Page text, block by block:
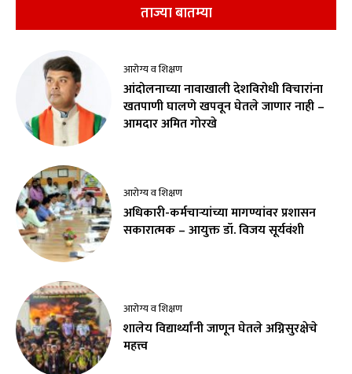
ताज्या बातम्या
आरोग्य व शिक्षण
आंदोलनाच्या नावाखाली देशविरोधी विचारांना
खतपाणी घालणे खपवून घेतले जाणार नाही –
आमदार अमित गोरखे
आरोग्य व शिक्षण
अधिकारी-कर्मचाऱ्यांच्या मागण्यांवर प्रशासन
सकारात्मक – आयुक्त डॉ. विजय सूर्यवंशी
आरोग्य व शिक्षण
शालेय विद्यार्थ्यांनी जाणून घेतले अग्निसुरक्षेचे
महत्त्व